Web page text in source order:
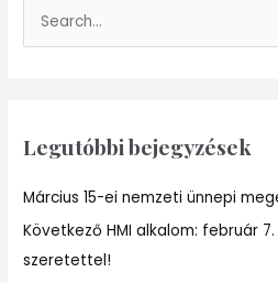
c
f
o
r
Legutóbbi bejegyzések
Március 15-ei nemzeti ünnepi
Következő HMI alkalom: február
szeretettel!